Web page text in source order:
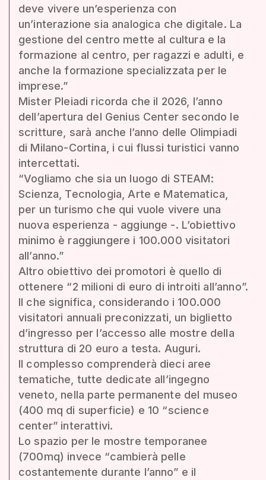
deve vivere un’esperienza con
un’interazione sia analogica che digitale. La
gestione del centro mette al cultura e la
formazione al centro, per ragazzi e adulti, e
anche la formazione specializzata per le
imprese.”
Mister Pleiadi ricorda che il 2026, l’anno
dell’apertura del Genius Center secondo le
scritture, sarà anche l’anno delle Olimpiadi
di Milano-Cortina, i cui flussi turistici vanno
intercettati.
“Vogliamo che sia un luogo di STEAM:
Scienza, Tecnologia, Arte e Matematica,
per un turismo che qui vuole vivere una
nuova esperienza - aggiunge -. L’obiettivo
minimo è raggiungere i 100.000 visitatori
all’anno.”
Altro obiettivo dei promotori è quello di
ottenere “2 milioni di euro di introiti all’anno”.
Il che significa, considerando i 100.000
visitatori annuali preconizzati, un biglietto
d’ingresso per l’accesso alle mostre della
struttura di 20 euro a testa. Auguri.
Il complesso comprenderà dieci aree
tematiche, tutte dedicate all’ingegno
veneto, nella parte permanente del museo
(400 mq di superficie) e 10 “science
center” interattivi.
Lo spazio per le mostre temporanee
(700mq) invece “cambierà pelle
costantemente durante l’anno” e il